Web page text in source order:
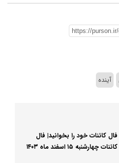
آینده
فال کائنات خود را بخوانید| فال
کائنات چهارشنبه ۱۵ اسفند ماه ۱۴۰۳